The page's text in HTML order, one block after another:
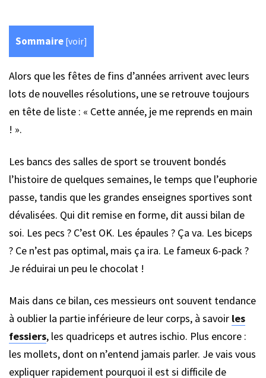
Sommaire [voir]
Alors que les fêtes de fins d’années arrivent avec leurs
lots de nouvelles résolutions, une se retrouve toujours
en tête de liste : « Cette année, je me reprends en main
! ».
Les bancs des salles de sport se trouvent bondés
l’histoire de quelques semaines, le temps que l’euphorie
passe, tandis que les grandes enseignes sportives sont
dévalisées. Qui dit remise en forme, dit aussi bilan de
soi. Les pecs ? C’est OK. Les épaules ? Ça va. Les biceps
? Ce n’est pas optimal, mais ça ira. Le fameux 6-pack ?
Je réduirai un peu le chocolat !
Mais dans ce bilan, ces messieurs ont souvent tendance
à oublier la partie inférieure de leur corps, à savoir les
fessiers, les quadriceps et autres ischio. Plus encore :
les mollets, dont on n’entend jamais parler. Je vais vous
expliquer rapidement pourquoi il est si difficile de